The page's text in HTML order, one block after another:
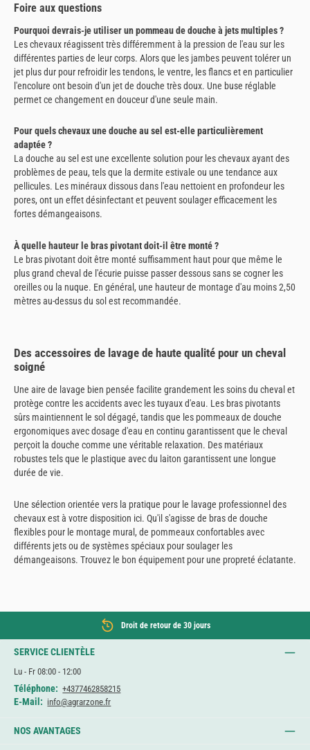
Foire aux questions
Pourquoi devrais-je utiliser un pommeau de douche à jets multiples ?
Les chevaux réagissent très différemment à la pression de l'eau sur les
différentes parties de leur corps. Alors que les jambes peuvent tolérer un
jet plus dur pour refroidir les tendons, le ventre, les flancs et en particulier
l'encolure ont besoin d'un jet de douche très doux. Une buse réglable
permet ce changement en douceur d'une seule main.
Pour quels chevaux une douche au sel est-elle particulièrement
adaptée ?
La douche au sel est une excellente solution pour les chevaux ayant des
problèmes de peau, tels que la dermite estivale ou une tendance aux
pellicules. Les minéraux dissous dans l'eau nettoient en profondeur les
pores, ont un effet désinfectant et peuvent soulager efficacement les
fortes démangeaisons.
À quelle hauteur le bras pivotant doit-il être monté ?
Le bras pivotant doit être monté suffisamment haut pour que même le
plus grand cheval de l'écurie puisse passer dessous sans se cogner les
oreilles ou la nuque. En général, une hauteur de montage d'au moins 2,50
mètres au-dessus du sol est recommandée.
Des accessoires de lavage de haute qualité pour un cheval
soigné
Une aire de lavage bien pensée facilite grandement les soins du cheval et
protège contre les accidents avec les tuyaux d'eau. Les bras pivotants
sûrs maintiennent le sol dégagé, tandis que les pommeaux de douche
ergonomiques avec dosage d'eau en continu garantissent que le cheval
perçoit la douche comme une véritable relaxation. Des matériaux
robustes tels que le plastique avec du laiton garantissent une longue
durée de vie.
Une sélection orientée vers la pratique pour le lavage professionnel des
chevaux est à votre disposition ici. Qu'il s'agisse de bras de douche
flexibles pour le montage mural, de pommeaux confortables avec
différents jets ou de systèmes spéciaux pour soulager les
démangeaisons. Trouvez le bon équipement pour une propreté éclatante.
Droit de retour de 30 jours
SERVICE CLIENTÈLE
Lu - Fr 08:00 - 12:00
Téléphone: +4377462858215
E-Mail: info@agrarzone.fr
NOS AVANTAGES